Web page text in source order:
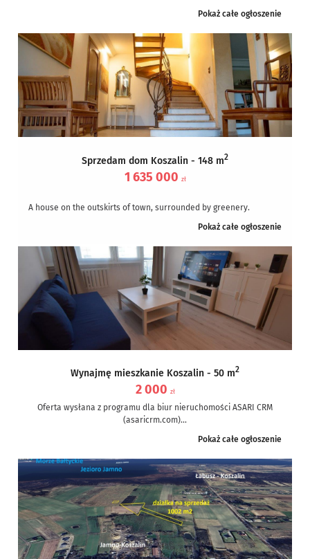
Pokaż całe ogłoszenie
Sprzedam dom Koszalin - 148 m2
1 635 000 zł
A house on the outskirts of town, surrounded by greenery.
A house for sale that can be described in three...
Pokaż całe ogłoszenie
Wynajmę mieszkanie Koszalin - 50 m2
2 000 zł
Oferta wysłana z programu dla biur nieruchomości ASARI CRM
(asaricrm.com)...
Pokaż całe ogłoszenie